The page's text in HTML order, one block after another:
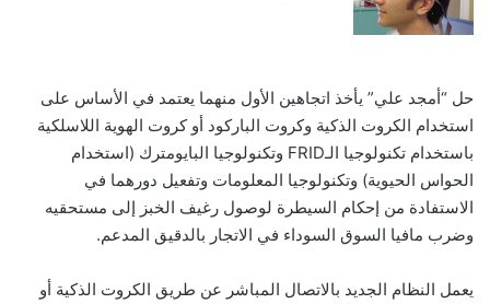
حل “أمجد علي” يأخذ اتجاهين الأول منهما يعتمد في الأساس على
استخدام الكروت الذكية وكروت الباركود أو كروت الهوية اللاسلكية
باستخدام تكنولوجيا الـFRID وتكنولوجيا البايومترك (استخدام
الحواس الحيوية) وتكنولوجيا المعلومات وتفعيل دورهما في
الاستفادة من إحكام السيطرة لوصول رغيف الخبز إلى مستحقيه
وضرب مافيا السوق السوداء في الاتجار بالدقيق المدعم.
يعمل النظام الجديد بالاتصال المباشر عن طريق الكروت الذكية أو